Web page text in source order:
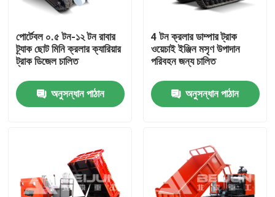
পণ্য
পোর্টেবল ০.৫ টন-১২ টন রাবার
ট্র্যাক ছোট মিনি ক্রলার ক্যারিয়ার
ট্রাক ডিজেল চালিত
অনুসন্ধান পাঠান
4 টন ক্রলার ডাম্পার ট্রাক
ওয়েচাই ইঞ্জিন মসৃণ উপাদান
পরিবহন জন্য চালিত
অনুসন্ধান পাঠান